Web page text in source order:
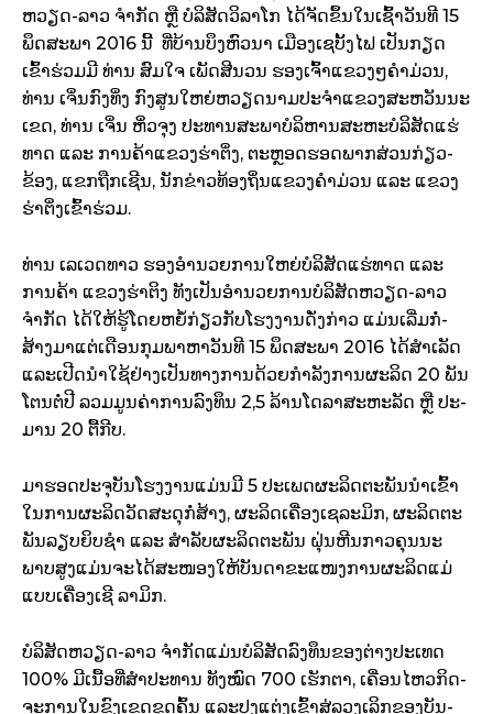
ຫວຽດ-ລາວ ຈຳ­ກັດ ຫຼື ບໍ­ລິ­ສັດວິ­ລາໂກ ໄດ້ຈັດຂຶ້ນໃນເຊົ້າວັນທີ 15
ພຶດ­ສະ­ພາ 2016 ນີ້ ທີ່ບ້ານບຶງຫົວນາ ເມືອງເຊບັ້ງ­ໄຟ ເປັນກຽດ
ເຂົ້າຮ່ວມມີ ທ່ານ ສົມໃຈ ເພັດສີນວນ ຮອງເຈົ້າ­ແຂວງໆຄຳມ່ວນ,
ທ່ານ ເຈິ່ນກົງທິ່ງ ກົງສູນໃຫຍ່ຫວຽດ­ນາມປະຈຳແຂວງສະ­ຫວັນນະ
ເຂດ, ທ່ານ ເຈິ່ນ ຫິ່ວຈຸງ ປະ­ທານສະ­ພາບໍ­ລິ­ຫານສະ­ຫະບໍ­ລິ­ສັດແຮ່
ທາດ ແລະ ການຄ້າແຂວງຮ່າຕິ່ງ, ຕະ­ຫຼອດຮອດພາກ­ສ່ວນກ່ຽວ­
ຂ້ອງ, ແຂກຖືກເຊີນ, ນັກຂ່າວທ້ອງ­ຖິ່ນແຂວງຄຳມ່ວນ ແລະ ແຂວງ
ຮ່າຕິ່ງເຂົ້າຮ່ວມ.
ທ່ານ ເລເວດທາວ ຮອງອຳ­ນວຍການໃຫຍ່ບໍ­ລິ­ສັດແຮ່ທາດ ແລະ
ການຄ້າ ແຂວງຮ່າຕິງ ທັງເປັນອຳ­ນວຍການບໍລິສັດຫວຽດ-ລາວ
ຈຳ­ກັດ ໄດ້ໃຫ້ຮູ້ໂດຍຫຍໍ້ກ່ຽວກັບໂຮງ­ງານດັ່ງກ່າວ ແມ່ນເລີ່ມກໍ່­
ສ້າງມາແຕ່ເດືອນກຸມພາ­ຫາວັນທີ 15 ພຶດ­ສະ­ພາ 2016 ໄດ້ສຳເລັດ
ແລະເປີດນຳໃຊ້ຢ່າງເປັນທາງການດ້ວຍກຳ­ລັງການຜະ­ລິດ 20 ພັນ
ໂຕນຕໍ່ປີ ລວມມູນຄ່າການລົງ­ທຶນ 2,5 ລ້ານໂດລາສະ­ຫະ­ລັດ ຫຼື ປະ­
ມານ 20 ຕື້ກີບ.
ມາຮອດປະ­ຈຸບັນໂຮງ­ງານແມ່ນມີ 5 ປະ­ເພດຜະ­ລິດຕະພັນນຳເຂົ້າ
ໃນການຜະລິດວັດສະດຸກໍ່­ສ້າງ, ຜະ­ລິດເຄື່ອງເຊລະມິກ, ຜະ­ລິດຕະ
ພັນລຽບຍິບຊຳ ແລະ ສຳລັບຜະ­ລິດຕະພັນ ຝຸ່ນຫີນກາວຄຸນນະ
ພາບສູງແມ່ນຈະໄດ້ສະ­ໜອງໃຫ້ບັນ­ດາຂະ­ແໜງ­ການຜະ­ລິດແມ່
ແບບເຄື່ອງເຊີ ລາມິກ.
ບໍ­ລິ­ສັດຫວຽດ-ລາວ ຈຳ­ກັດແມ່ນບໍລິສັດລົງ­ທຶນຂອງຕ່າງ­ປະ­ເທດ
100% ມີເນື້ອ­ທີ່ສຳປະ­ທານ ທັງໝົດ 700 ເຮັກ­ຕາ, ເຄື່ອນໄຫວກິດ­
ຈະ­ການໃນຂົງ­ເຂດຂຸດຄົ້ນ ແລະປຸງແຕ່ງເຂົ້າສູ່ລວງເລິກຂອງບັນ­